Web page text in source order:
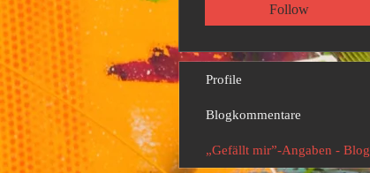
Follow
Profile
Blogkommentare
„Gefällt mir”-Angaben - Blog